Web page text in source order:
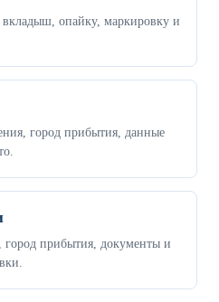
опайку, маркировку и
город прибытия, данные
прибытия, документы и